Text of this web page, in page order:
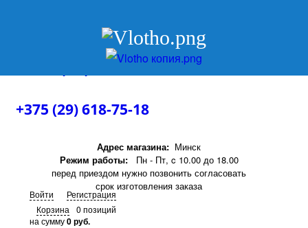
+375 (29) 618-75-18
+375 (29) 618-75-18
Адрес магазина: Минск
Режим работы:Пн - Пт, c 10.00 до 18.00
перед приездом нужно позвонить согласовать
срок изготовления заказа
Войти
Регистрация
Корзина
0 позиций
на сумму0 руб.